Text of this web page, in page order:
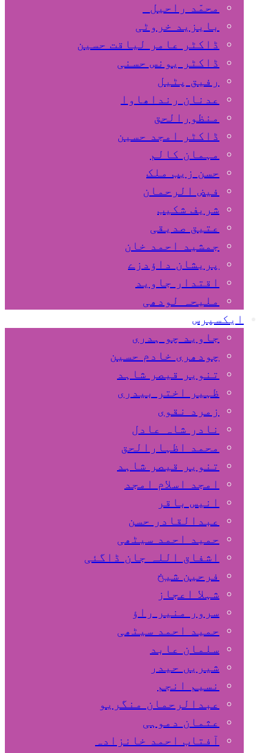
محمّد راحیل
بایزید خروٹی
ڈاکٹر عامر لیاقت حسین
ڈاکٹر یونس حسنی
رفیق پٹیل
عدنان رنداھاوا
منظورالحق
ڈاکٹر امجد حسین
مہمان کالم
حسن زیب ملک
فیض الرحمان
شریف شکیب
عتیق صدیقی
جمشید احمد خان
پریشان داﺅدزے
اقتدار جاوید
ملیحہ لودھی
ایکسپرس
جاوید چو ہدری
چودھری خادم حسین
تنویر قیصر شاہد
ظہیر اختر بیدری
زمرد نقوی
نادر شاہ عادل
محمد اظہارالحق
تنویر قیصر شاہد
امجد اسلام امجد
انیس باقر
عبدالقادر حسن
حمید احمد سیٹھی
اشفاق اللہ جان ڈاگئی
فرحین شیخ
شہلا اعجاز
سرور منیر راؤ
حمید احمد سیٹھی
سلمان عابد
شیریں حیدر
نسیم انجم
عبدالرحمان منگریو
عثمان دموہی
آفتاب احمد خانزادہ